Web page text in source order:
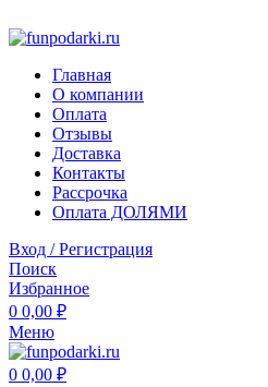
Главная
О компании
Оплата
Отзывы
Доставка
Контакты
Рассрочка
Оплата ДОЛЯМИ
Вход / Регистрация
Поиск
Избранное
0 0,00 ₽
Меню
0 0,00 ₽